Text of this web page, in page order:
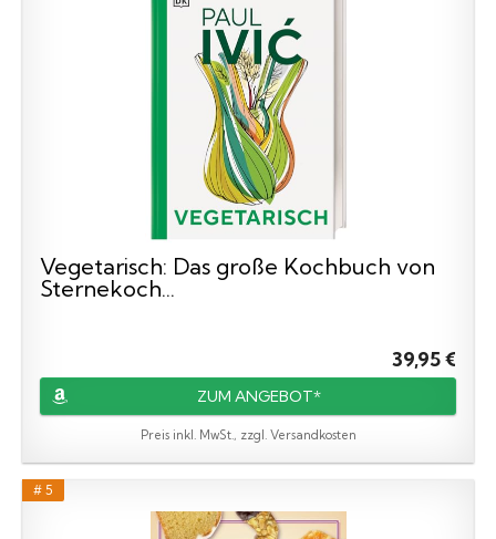
Vegetarisch: Das große Kochbuch von
Sternekoch...
39,95 €
ZUM ANGEBOT*
Preis inkl. MwSt., zzgl. Versandkosten
# 5